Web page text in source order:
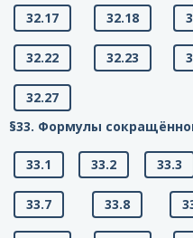
32.17 32.18
32.22 32.23
32.27
§33. Формулы
33.1 33.2 33.3
33.7 33.8